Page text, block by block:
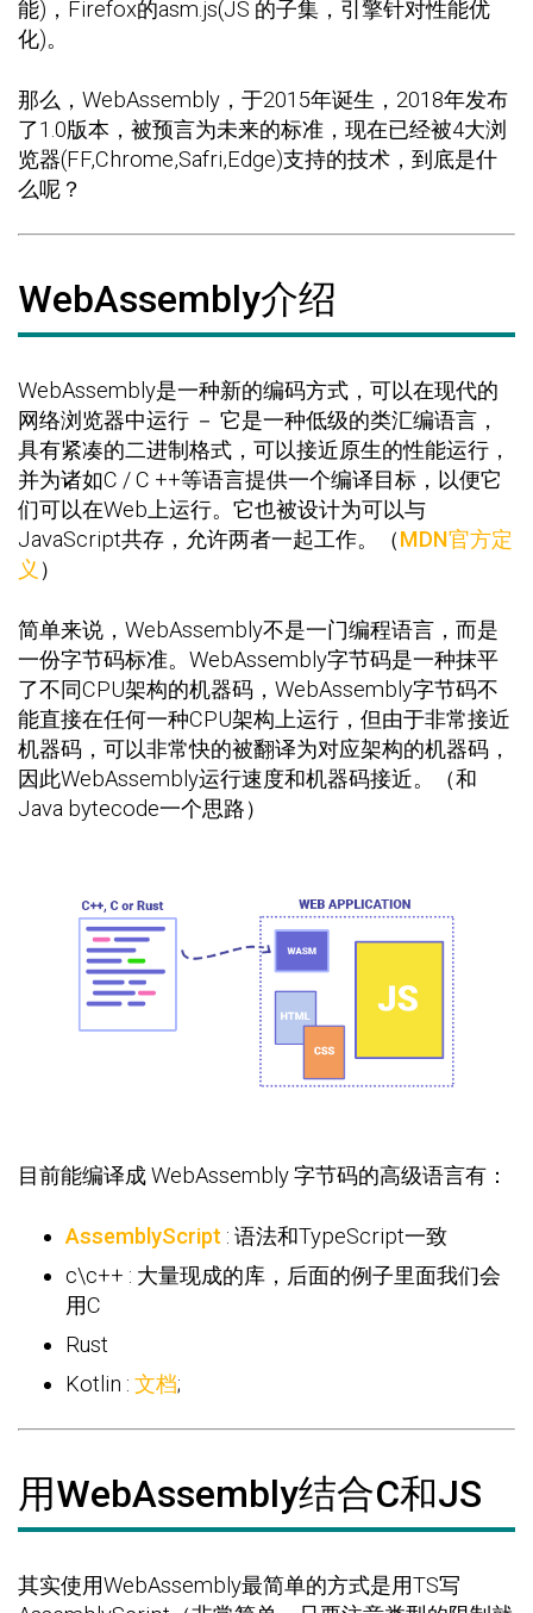
能)，Firefox的asm.js(JS 的子集，引擎针对性能优
化)。
那么，WebAssembly，于2015年诞生，2018年发布
了1.0版本，被预言为未来的标准，现在已经被4大浏
览器(FF,Chrome,Safri,Edge)支持的技术，到底是什
么呢？
WebAssembly介绍
WebAssembly是一种新的编码方式，可以在现代的
网络浏览器中运行 － 它是一种低级的类汇编语言，
具有紧凑的二进制格式，可以接近原生的性能运行，
并为诸如C / C ++等语言提供一个编译目标，以便它
们可以在Web上运行。它也被设计为可以与
JavaScript共存，允许两者一起工作。（MDN官方定
义 ）
简单来说，WebAssembly不是一门编程语言，而是
一份字节码标准。WebAssembly字节码是一种抹平
了不同CPU架构的机器码，WebAssembly字节码不
能直接在任何一种CPU架构上运行，但由于非常接近
机器码，可以非常快的被翻译为对应架构的机器码，
因此WebAssembly运行速度和机器码接近。（和
Java bytecode一个思路）
目前能编译成 WebAssembly 字节码的高级语言有：
AssemblyScript : 语法和TypeScript一致
c\c++ : 大量现成的库，后面的例子里面我们会
用C
Rust
Kotlin : 文档;
用WebAssembly结合C和JS
其实使用WebAssembly最简单的方式是用TS写